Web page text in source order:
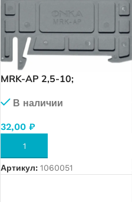
MRK-AP 2,5-10;
групп для MRK (2,5-10)
В наличии
32,00 ₽
В КОРЗИНУ
Артикул: 1060051